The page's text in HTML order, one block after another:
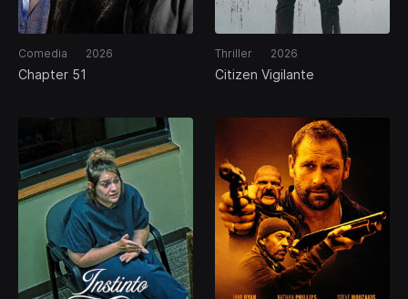
Comedia 2026
Chapter 51
Thriller 2026
Citizen Vigilante